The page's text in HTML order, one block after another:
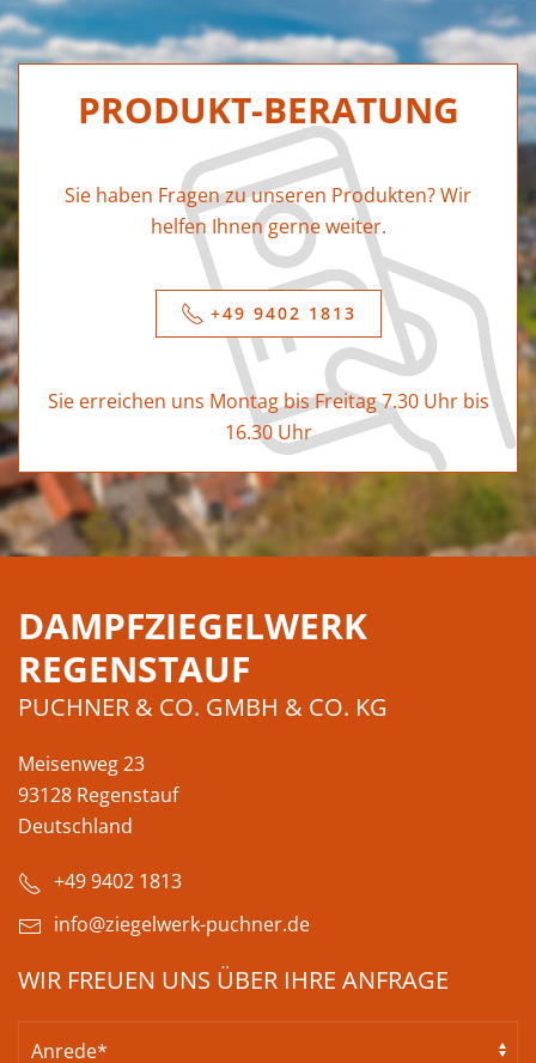
PRODUKT-BERATUNG
Sie haben Fragen zu unseren Produkten? Wir
helfen Ihnen gerne weiter.
+49 9402 1813
Sie erreichen uns Montag bis Freitag 7.30 Uhr bis
16.30 Uhr
DAMPFZIEGELWERK
REGENSTAUF
PUCHNER & CO. GMBH & CO. KG
Meisenweg 23
93128 Regenstauf
Deutschland
+49 9402 1813
info@ziegelwerk-puchner.de
WIR FREUEN UNS ÜBER IHRE ANFRAGE